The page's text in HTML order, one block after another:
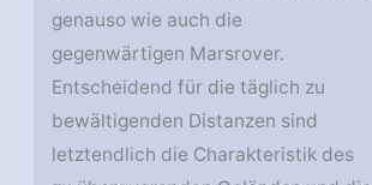
genauso wie auch die
gegenwärtigen Marsrover.
Entscheidend für die täglich zu
bewältigenden Distanzen sind
letztendlich die Charakteristik des